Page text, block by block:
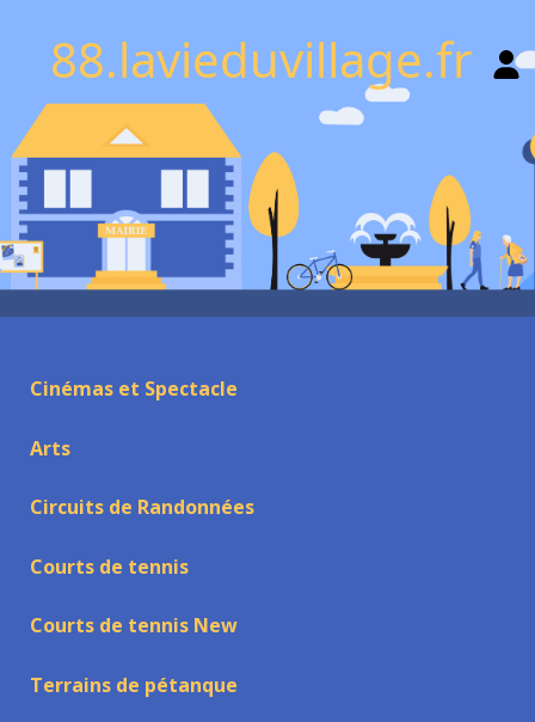
88.lavieduvillage.fr
Cinémas et Spectacle
Arts
Circuits de Randonnées
Courts de tennis
Courts de tennis New
Terrains de pétanque